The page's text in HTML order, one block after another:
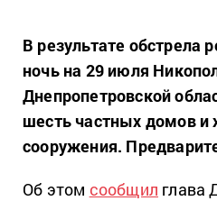
В результате обстрела
ночь на 29 июля
Днепропетровской
шесть частных домов и
сооружения.
Об этом сообщил глава